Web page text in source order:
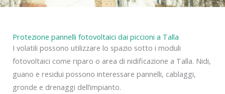
Protezione pannelli fotovoltaici dai piccioni a Talla
I volatili possono utilizzare lo spazio sotto i moduli
fotovoltaici come riparo o area di nidificazione a Talla. Nidi,
guano e residui possono interessare pannelli, cablaggi,
gronde e drenaggi dell’impianto.